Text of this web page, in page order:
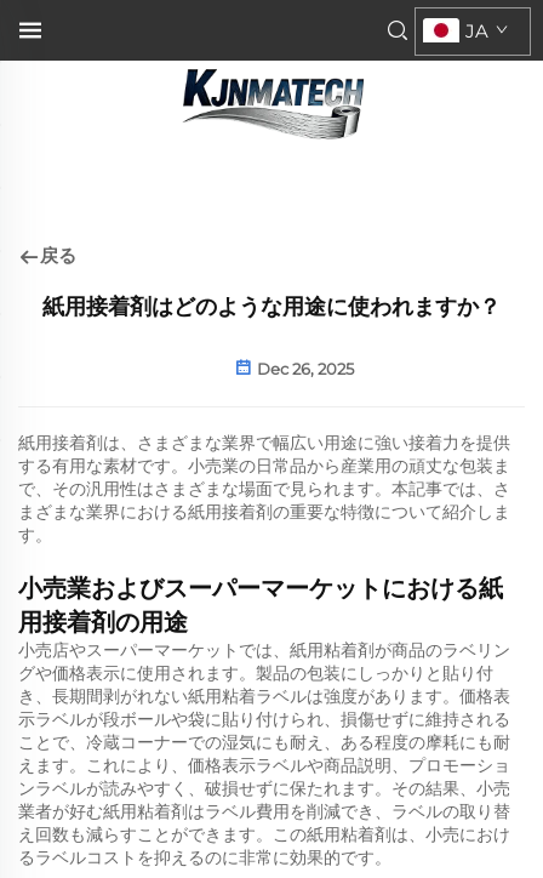
JA
戻る
紙用接着剤はどのような用途に使われますか？
Dec 26, 2025
紙用接着剤は、さまざまな業界で幅広い用途に強い接着力を提供
する有用な素材です。小売業の日常品から産業用の頑丈な包装ま
で、その汎用性はさまざまな場面で見られます。本記事では、さ
まざまな業界における紙用接着剤の重要な特徴について紹介しま
す。
小売業およびスーパーマーケットにおける紙
用接着剤の用途
小売店やスーパーマーケットでは、紙用粘着剤が商品のラベリン
グや価格表示に使用されます。製品の包装にしっかりと貼り付
き、長期間剥がれない紙用粘着ラベルは強度があります。価格表
示ラベルが段ボールや袋に貼り付けられ、損傷せずに維持される
ことで、冷蔵コーナーでの湿気にも耐え、ある程度の摩耗にも耐
えます。これにより、価格表示ラベルや商品説明、プロモーショ
ンラベルが読みやすく、破損せずに保たれます。その結果、小売
業者が好む紙用粘着剤はラベル費用を削減でき、ラベルの取り替
え回数も減らすことができます。この紙用粘着剤は、小売におけ
るラベルコストを抑えるのに非常に効果的です。